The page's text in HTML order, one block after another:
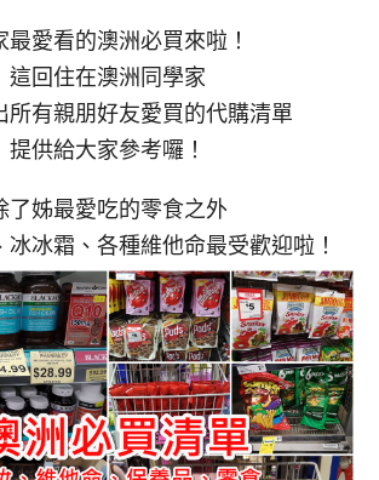
最愛看的澳洲必買來啦！
這回住在澳洲同學家
所有親朋好友愛買的代購清單
提供給大家參考囉！
了姊最愛吃的零食之外
冰霜、各種維他命最受歡迎啦！